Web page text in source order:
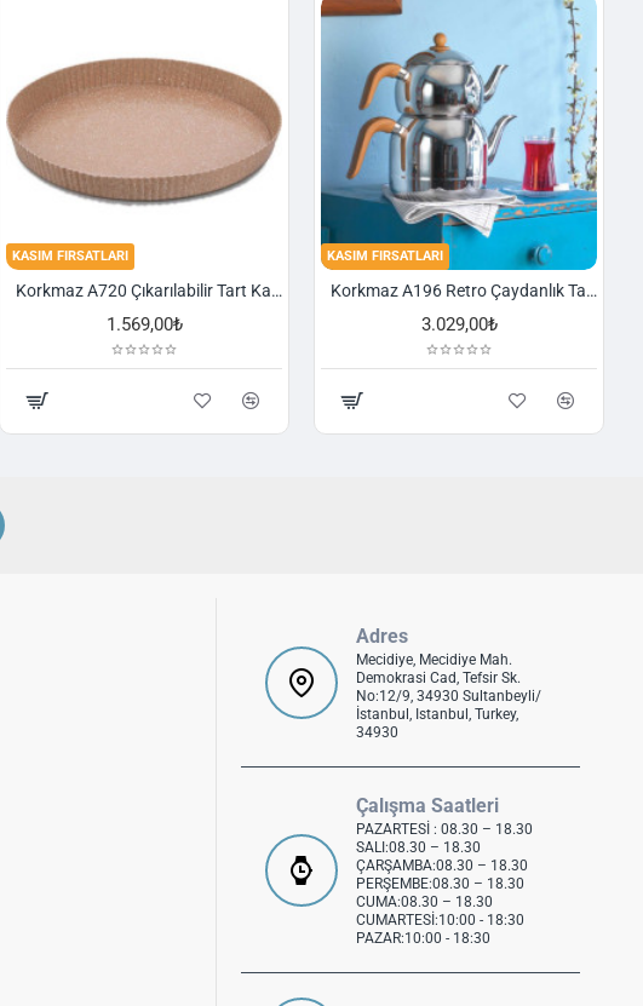
KASIM FIRSATLARI
Korkmaz A720 Çıkarılabilir Tart Kalıbı Granit 29,5 cm
1.569,00₺
KASIM FIRSATLARI
Korkmaz A196 Retro Çaydanlık Takımı
3.029,00₺
Adres
Mecidiye, Mecidiye Mah.
Demokrasi Cad, Tefsir Sk.
No:12/9, 34930 Sultanbeyli/
İstanbul, Istanbul, Turkey,
34930
Çalışma Saatleri
PAZARTESİ : 08.30 – 18.30
SALI:08.30 – 18.30
ÇARŞAMBA:08.30 – 18.30
PERŞEMBE:08.30 – 18.30
CUMA:08.30 – 18.30
CUMARTESİ:10:00 - 18:30
PAZAR:10:00 - 18:30